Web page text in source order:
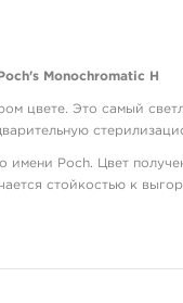
Monochromatic H
цвете. Это самый
Poch. Цвет
стойкостью к